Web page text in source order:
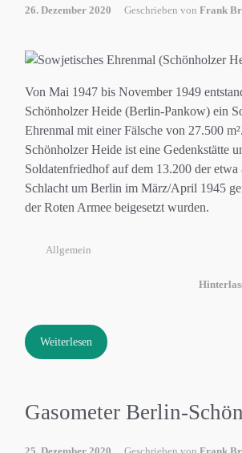
26. Dezember 2020 Geschrieben von Frank
Von Mai 1947 bis November 1949
Schönholzer Heide (Berlin-Pankow) ein
Ehrenmal mit einer Fälsche von 27.500
Schönholzer Heide ist eine Gedenkstätte
Soldatenfriedhof auf dem 13.200 der
Schlacht um Berlin im März/April 1945
der Roten Armee beigesetzt wurden.
Allgemein
Weiterlesen
Gasometer Berlin-